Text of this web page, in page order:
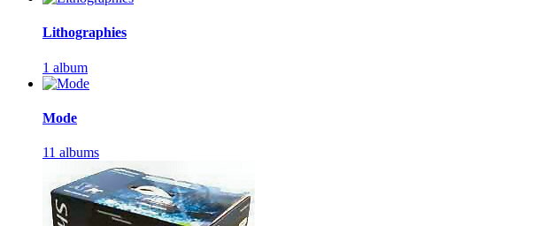
Lithographies
1 album
Mode
11 albums